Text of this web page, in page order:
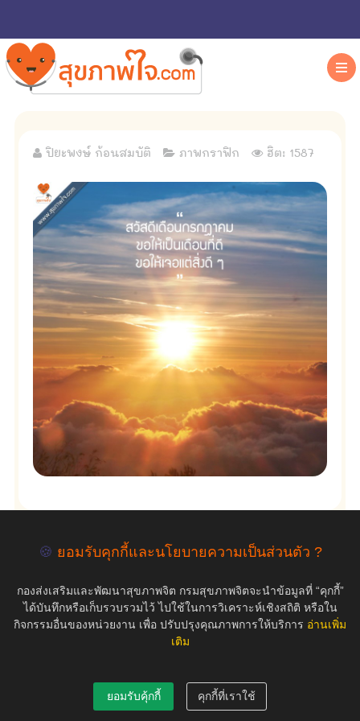
ปิยะพงษ์ ก้อนสมบัติ ภาพกราฟิก ฮิต: 1587
empty
🍪 ยอมรับคุกกี้และนโยบายความเป็นส่วนตัว ?
กองส่งเสริมและพัฒนาสุขภาพจิต กรมสุขภาพจิตจะนำข้อมูลที่ “คุกกี้”
ได้บันทึกหรือเก็บรวบรวมไว้ ไปใช้ในการวิเคราะห์เชิงสถิติ หรือใน
กิจกรรมอื่นของหน่วยงาน เพื่อ ปรับปรุงคุณภาพการให้บริการ อ่านเพิ่ม
เติม
ยอมรับคุ้กกี้ คุกกี้ที่เราใช้